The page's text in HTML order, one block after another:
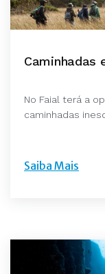
Caminhadas
No Faial terá a
caminhadas
Saiba Mais